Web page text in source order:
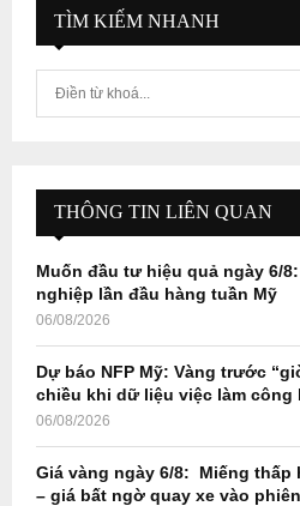
TÌM KIẾM NHANH
f
r
THÔNG TIN LIÊN QUAN
Muốn đầu tư hiệu quả ngày 6/
nghiệp lần đầu hàng tuần Mỹ
06/08/2026
Dự báo NFP Mỹ: Vàng trước
chiều khi dữ liệu việc làm công
06/08/2026
Giá vàng ngày 6/8: Miếng
– giá bất ngờ quay xe vào